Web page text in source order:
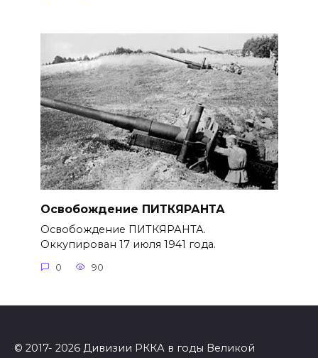
Освобождение ПИТКЯРАНТА
Освобождение ПИТКЯРАНТА.
Оккупирован 17 июля 1941 года.
0 90
© 2017- 2026 Дивизии РККА в годы Великой